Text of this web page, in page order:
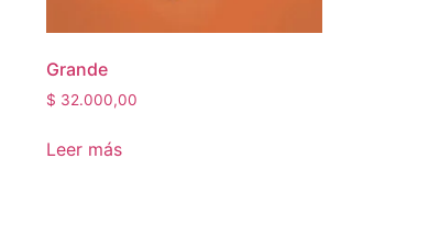
Grande
$ 32.000,00
Leer más